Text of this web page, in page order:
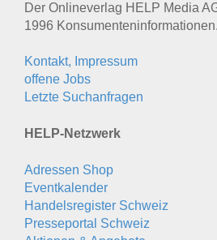
Der Onlineverlag HELP Media
1996 Konsumenten­informationen.
Kontakt, Impressum
offene Jobs
Letzte Suchanfragen
HELP-Netzwerk
Adressen Shop
Eventkalender
Handelsregister Schweiz
Presseportal Schweiz